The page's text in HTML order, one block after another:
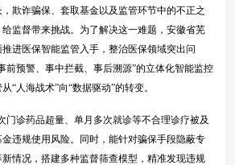
诈骗保、套取基金以及监管环节中的不正之
监督带来挑战。为了解决这一难题，安徽省芜
进医保智能监管入手，整治医保领域突出问
前预警、事中拦截、事后溯源”的立体化智能监控
“人海战术”向“数据驱动”的转变。
诊药品超量、单月多次就诊等不合理诊疗被及
违规使用风险。同时，能针对骗保手段隐蔽专
情况，搭建多种监督筛查模型，精准发现违规